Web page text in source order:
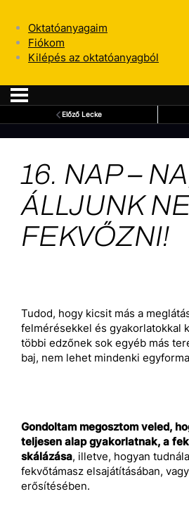
Oktatóanyagaim
Fiókom
Kilépés az oktatóanyagból
Előző Lecke
16. NAP –
ÁLLJUNK
FEKVŐZNI!
Tudod, hogy kicsit más a
felmérésekkel és gyakorlatokkal
többi edzőnek sok egyéb más
baj, nem lehet mindenki
Gondoltam megosztom veled,
teljesen alap gyakorlatnak, a
skálázása, illetve, hogyan
fekvőtámasz elsajátításában,
erősítésében.